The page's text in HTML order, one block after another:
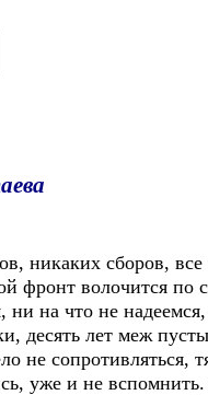
никаких сборов,
фронт волочится
на что не надеемся,
десять лет меж
не сопротивляться,
уже и не